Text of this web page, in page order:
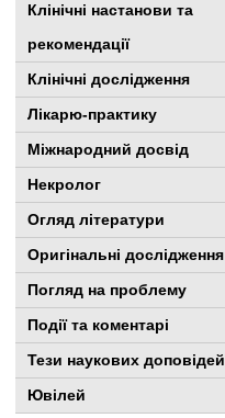
Клінiчні настанови та
рекомендації
Клінічні дослідження
Лікарю-практику
Міжнародний досвід
Некролог
Огляд літератури
Оригінальні дослідження
Погляд на проблему
Події та коментарі
Тези наукових доповідей
Ювілей